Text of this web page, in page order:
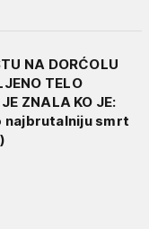
NA DORĆOLU
TELO
ZNALA KO JE:
najbrutalniju smrt